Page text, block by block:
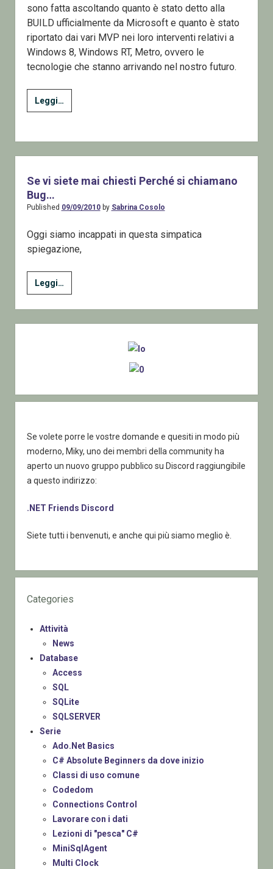
sono fatta ascoltando quanto è stato detto alla
BUILD ufficialmente da Microsoft e quanto è stato
riportato dai vari MVP nei loro interventi relativi a
Windows 8, Windows RT, Metro, ovvero le
tecnologie che stanno arrivando nel nostro futuro.
Leggi…
Much
=>
No
|
Disinformation
Se vi siete mai chiesti Perché si chiamano
Bug…
Published 09/09/2010by Sabrina Cosolo
Oggi siamo incappati in questa simpatica
spiegazione,
Leggi…
vi
siete
mai
Se volete porre le vostre domande e quesiti in modo più
moderno, Miky, uno dei membri della community ha
aperto un nuovo gruppo pubblico su Discord raggiungibile
a questo indirizzo:
.NET Friends Discord
Siete tutti i benvenuti, e anche qui più siamo meglio è.
Categories
Attività
News
Database
Access
SQL
SQLite
SQLSERVER
Serie
Ado.Net Basics
C# Absolute Beginners da dove inizio
Classi di uso comune
Codedom
Connections Control
Lavorare con i dati
Lezioni di "pesca" C#
MiniSqlAgent
Multi Clock